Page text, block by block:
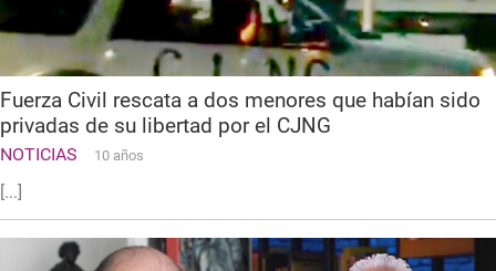
Fuerza Civil rescata a dos menores que habían sido
privadas de su libertad por el CJNG
NOTICIAS 10 años
[...]